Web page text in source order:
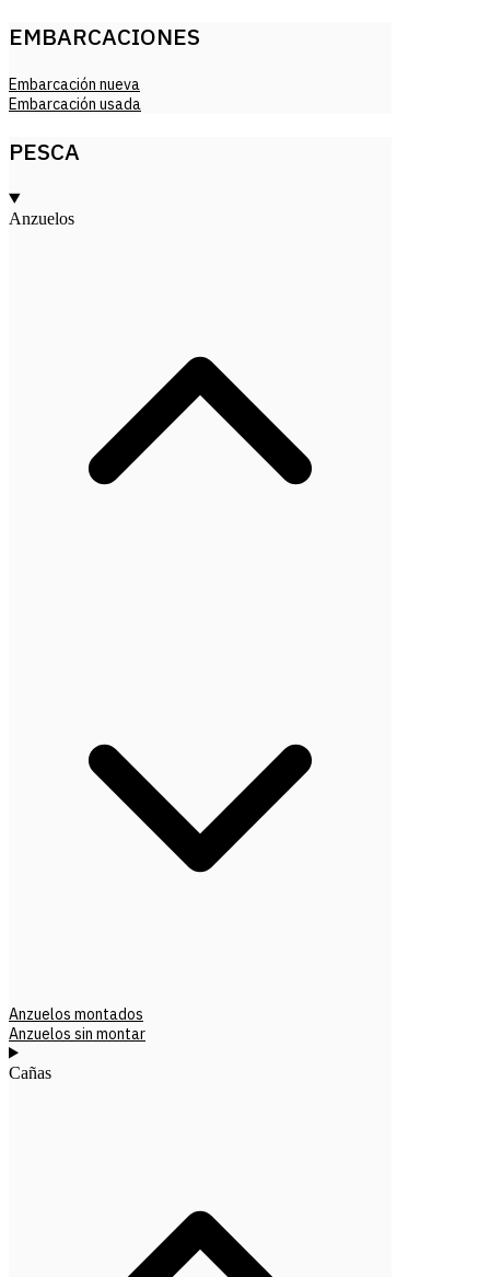
EMBARCACIONES
Embarcación nueva
Embarcación usada
PESCA
Anzuelos
Anzuelos montados
Anzuelos sin montar
Cañas